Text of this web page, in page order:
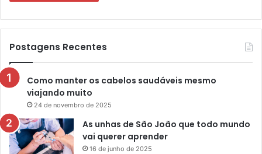
Postagens Recentes
Como manter os cabelos saudáveis mesmo
viajando muito
24 de novembro de 2025
As unhas de São João que todo mundo
vai querer aprender
16 de junho de 2025